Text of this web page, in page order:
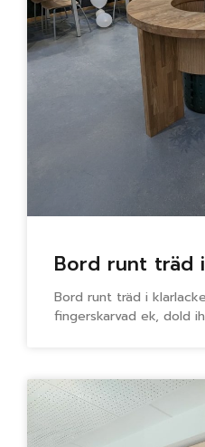
Bord runt träd
Bord runt träd i
fingerskarvad ek, dold